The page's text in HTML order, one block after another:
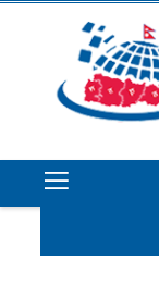
समाचार
राजनीति
अन्तराष्ट्रिय